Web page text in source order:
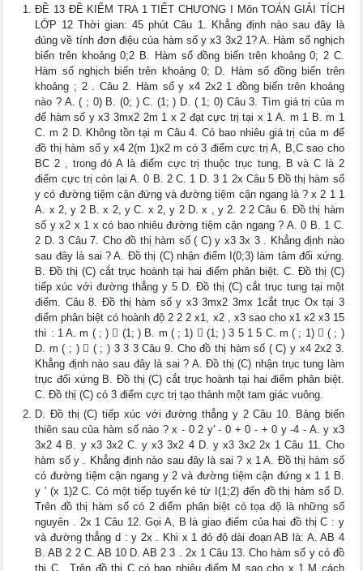
ĐỀ 13 ĐỀ KIỂM TRA 1 TIẾT CHƯƠNG I Môn TOÁN GIẢI TÍCH
LỚP 12 Thời gian: 45 phút Câu 1. Khẳng định nào sau đây là
đúng về tính đơn điệu của hàm số y x3 3x2 1? A. Hàm số nghịch
biến trên khoảng 0;2 B. Hàm số đồng biến trên khoảng 0; 2 C.
Hàm số nghịch biến trên khoảng 0; D. Hàm số đồng biến trên
khoảng ; 2 . Câu 2. Hàm số y x4 2x2 1 đồng biến trên khoảng
nào ? A. ( ; 0) B. (0; ) C. (1; ) D. ( 1; 0) Câu 3. Tìm giá trị của m
để hàm số y x3 3mx2 2m 1 x 2 đạt cực trị tại x 1 A. m 1 B. m 1
C. m 2 D. Không tồn tại m Câu 4. Có bao nhiêu giá trị của m để
đồ thị hàm số y x4 2(m 1)x2 m có 3 điểm cực trị A, B,C sao cho
BC 2 , trong đó A là điểm cực trị thuộc trục tung, B và C là 2
điểm cực trị còn lại A. 0 B. 2 C. 1 D. 3 1 2x Câu 5 Đồ thị hàm số
y có đường tiệm cận đứng và đường tiệm cận ngang là ? x 2 1 1
A. x 2, y 2 B. x 2, y C. x 2, y 2 D. x , y 2. 2 2 Câu 6. Đồ thị hàm
số y x2 x 1 x có bao nhiêu đường tiệm cận ngang ? A. 0 B. 1 C.
2 D. 3 Câu 7. Cho đồ thị hàm số ( C) y x3 3x 3 . Khẳng định nào
sau đây là sai ? A. Đồ thị (C) nhận điểm I(0;3) làm tâm đối xứng.
B. Đồ thị (C) cắt trục hoành tại hai điểm phân biệt. C. Đồ thị (C)
tiếp xúc với đường thẳng y 5 D. Đồ thị (C) cắt trục tung tại một
điểm. Câu 8. Đồ thị hàm số y x3 3mx2 3mx 1cắt trục Ox tại 3
điểm phân biệt có hoành độ 2 2 2 x1, x2 , x3 sao cho x1 x2 x3 15
thì : 1 A. m ( ; )  (1; ) B. m ( ; 1)  (1; ) 3 5 1 5 C. m ( ; 1)  ( ; )
D. m ( ; )  ( ; ) 3 3 3 Câu 9. Cho đồ thị hàm số ( C) y x4 2x2 3.
Khẳng định nào sau đây là sai ? A. Đồ thị (C) nhận trục tung làm
trục đối xứng B. Đồ thị (C) cắt trục hoành tại hai điểm phân biệt.
C. Đồ thị (C) có 3 điểm cực trị tạo thành một tam giác vuông.
D. Đồ thị (C) tiếp xúc với đường thẳng y 2 Câu 10. Bảng biến
thiên sau của hàm số nào ? x - 0 2 y' - 0 + 0 - + 0 y -4 - A. y x3
3x2 4 B. y x3 3x2 C. y x3 3x2 4 D. y x3 3x2 2x 1 Câu 11. Cho
hàm số y . Khẳng định nào sau đây là sai ? x 1 A. Đồ thị hàm số
có đường tiệm cận ngang y 2 và đường tiệm cận đứng x 1 1 B.
y ' (x 1)2 C. Có một tiếp tuyến kẻ từ I(1;2) đến đồ thị hàm số D.
Trên đồ thị hàm số có 2 điểm phân biệt có tọa độ là những số
nguyên . 2x 1 Câu 12. Gọi A, B là giao điểm của hai đồ thị C : y
và đường thẳng d : y 2x . Khi x 1 đó độ dài đoạn AB là: A. AB 4
B. AB 2 2 C. AB 10 D. AB 2 3 . 2x 1 Câu 13. Cho hàm số y có đồ
thị C . Trên đồ thị C có bao nhiêu điểm M sao cho x 1 M cách